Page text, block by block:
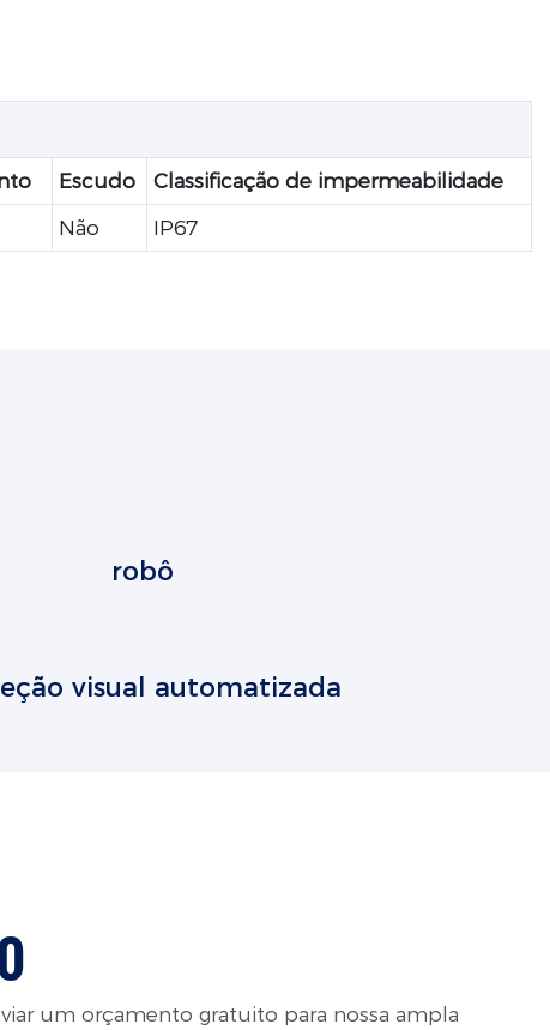
Escudo
Classificação de impermeabilidade
Não IP67
robô
visual automatizada
um orçamento gratuito para nossa ampla